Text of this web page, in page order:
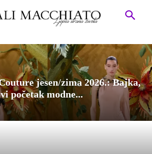
jesen/zima 2026.: Bajka,
početak modne...